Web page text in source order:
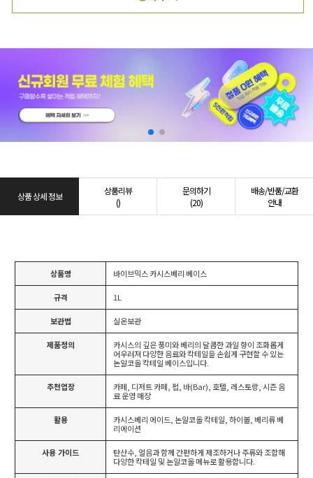
상품 상세 정보
상품리뷰
()
문의하기
(20)
배송/반품/교환
안내
상품명 바이브믹스 카시스베리 베이스
규격 1L
보관법 실온보관
제품정의
카시스의 깊은 풍미와 베리의 달콤한 과일 향이 조화롭게
어우러져 다양한 음료와 칵테일을 손쉽게 구현할 수 있는
논알코올 칵테일 베이스입니다.
추천업장
카페, 디저트 카페, 펍, 바(Bar), 호텔, 레스토랑, 시즌 음
료 운영 매장
활용
카시스베리 에이드, 논알코올 칵테일, 하이볼, 베리류 베
리에이션
사용 가이드
탄산수, 얼음과 함께 간편하게 제조하거나 주류와 조합해
다양한 칵테일 및 논알코올 메뉴로 활용합니다.